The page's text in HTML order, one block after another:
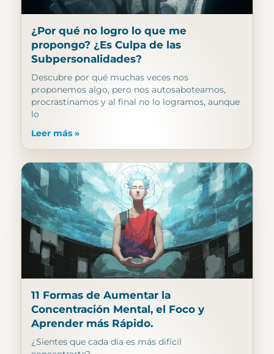
¿Por qué no logro lo que me
propongo? ¿Es Culpa de las
Subpersonalidades?
Descubre por qué muchas veces nos
proponemos algo, pero nos autosaboteamos,
procrastinamos y al final no lo logramos, aunque
lo
Leer más »
11 Formas de Aumentar la
Concentración Mental, el Foco y
Aprender más Rápido.
¿Sientes que cada día es más difícil